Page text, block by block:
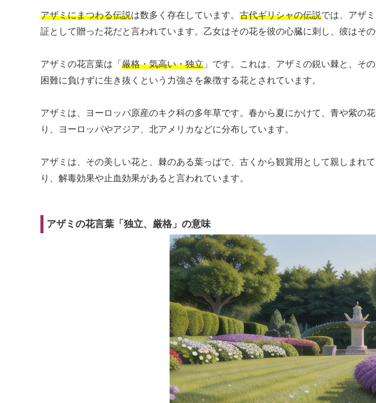
アザミにまつわる伝説は数多く存在しています。 古代ギリシャの伝説では、アザ
証として贈った花だと言われています。乙女はその花を彼の心臓に刺し、彼はその
アザミの花言葉は「厳格・気高い・独立 」です。これは、アザミの鋭い棘と、そ
困難に負けずに生き抜くという力強さを象徴する花とされています。
アザミは、ヨーロッパ原産のキク科の多年草です。春から夏にかけて、青や紫の花
り、ヨーロッパやアジア、北アメリカなどに分布しています。
アザミは、その美しい花と、棘のある葉っぱで、古くから観賞用として親しまれ
り、解毒効果や止血効果があると言われています。
アザミの花言葉「独立、厳格」の意味